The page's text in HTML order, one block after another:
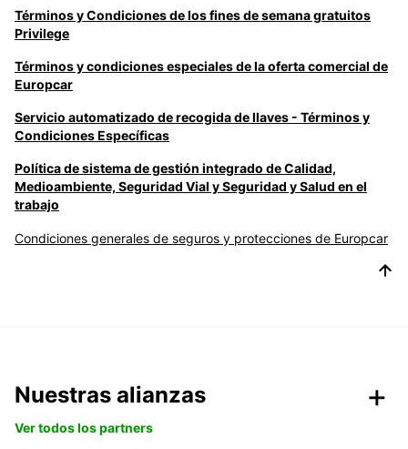
Términos y Condiciones de los fines de semana gratuitos
Privilege
Términos y condiciones especiales de la oferta comercial de
Europcar
Servicio automatizado de recogida de llaves - Términos y
Condiciones Específicas
Política de sistema de gestión integrado de Calidad,
Medioambiente, Seguridad Vial y Seguridad y Salud en el
trabajo
Condiciones generales de seguros y protecciones de Europcar
Nuestras alianzas
Ver todos los partners